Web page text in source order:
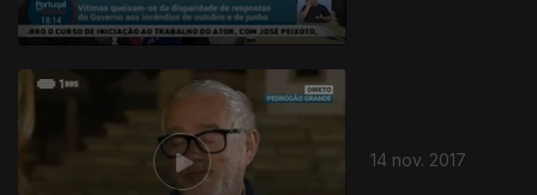
14 nov. 2017